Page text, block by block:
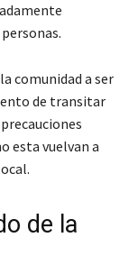
comunidad a ser
de transitar
esta vuelvan a
de la